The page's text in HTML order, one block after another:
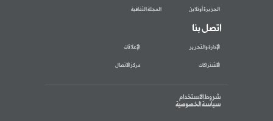
الجزيرة أونلاين المجلة الثقافية
اتصل بنا
الإدارة والتحرير الإعلانات
الاشتراكات مركز الاتصال
شروط الاستخدام
سياسة الخصوصية